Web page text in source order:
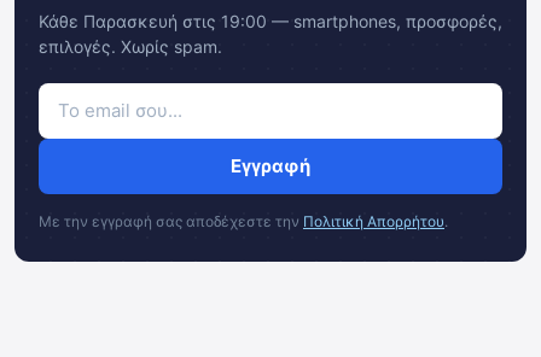
Κάθε Παρασκευή στις 19:00 — smartphones, προσφορές,
επιλογές. Χωρίς spam.
Εγγραφή
Με την εγγραφή σας αποδέχεστε την Πολιτική Απορρήτου.